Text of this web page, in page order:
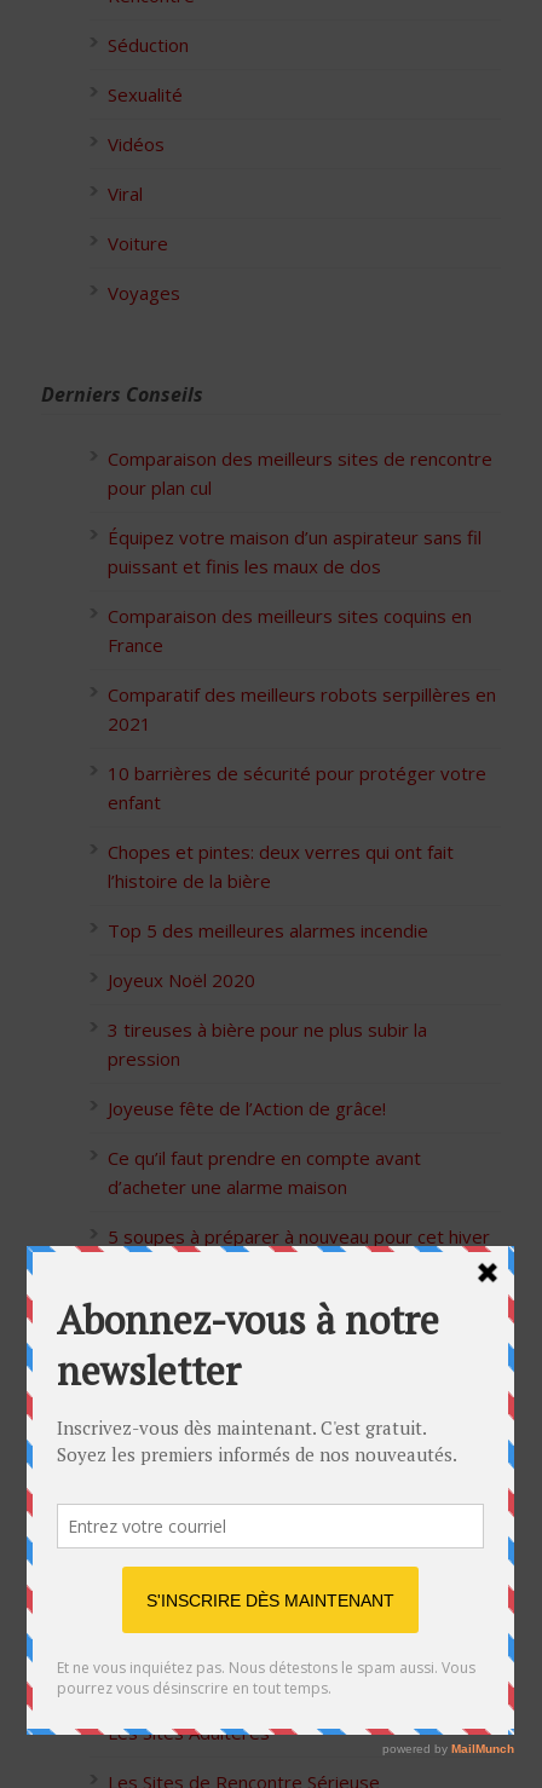
Séduction
Sexualité
Vidéos
Viral
Voiture
Voyages
Derniers Conseils
Comparaison des meilleurs sites de rencontre
pour plan cul
Équipez votre maison d’un aspirateur sans fil
puissant et finis les maux de dos
Comparaison des meilleurs sites coquins en
France
Comparatif des meilleurs robots serpillères en
2021
10 barrières de sécurité pour protéger votre
enfant
Chopes et pintes: deux verres qui ont fait
l’histoire de la bière
Top 5 des meilleures alarmes incendie
Joyeux Noël 2020
3 tireuses à bière pour ne plus subir la
pression
Joyeuse fête de l’Action de grâce!
Ce qu’il faut prendre en compte avant
d’acheter une alarme maison
5 soupes à préparer à nouveau pour cet hiver
5 idées cadeaux Moulinex pour votre mère
pour l’Action de Grâce
son mari
Listes des Sites de Rencontre
Les Sites Libertins
Les Apps pour les Couples Échangistes
Les Sites Adultères
Les Sites de Rencontre Sérieuse